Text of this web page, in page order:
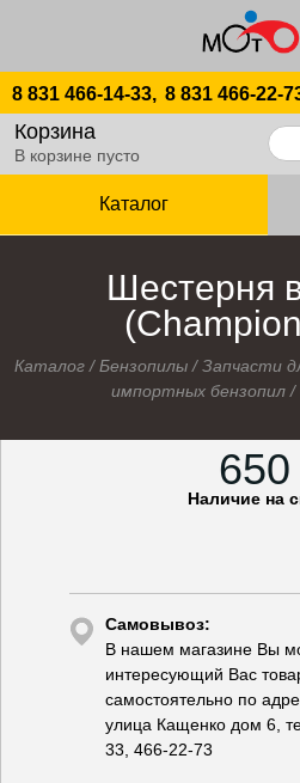
8 831 466-14-33, 8 831 466-22-
Корзина
В корзине пусто
Каталог
Шестерня
Каталог /Бензопилы /Запчасти
импортных бензопил/
650
Наличие на
Самовывоз:
В нашем магазине Вы
интересующий Вас
самостоятельно по
улица Кащенко дом 6,
33, 466-22-73